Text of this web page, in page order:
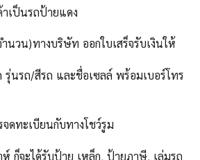
เป็นรถป้ายแดง
นวน)ทางบริษัท ออกใบเสร็จรับเงินให้
รุ่นรถ/สีรถ และชื่อเซลล์ พร้อมเบอร์โทร
ดทะเบียนกับทางโชว์รูม
ก็จะได้รับป้าย เหล็ก, ป้ายภาษี, เล่มรถ